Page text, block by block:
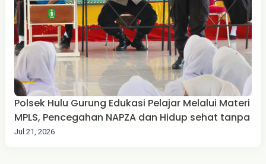
Polsek Hulu Gurung Edukasi Pelajar Melalui Materi
MPLS, Pencegahan NAPZA dan Hidup sehat tanpa
Jul 21, 2026